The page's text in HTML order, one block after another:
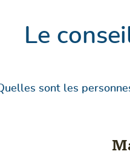
Le
sont les